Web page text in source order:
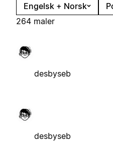
Engelsk + Norsk
264 maler
desbyseb
desbyseb